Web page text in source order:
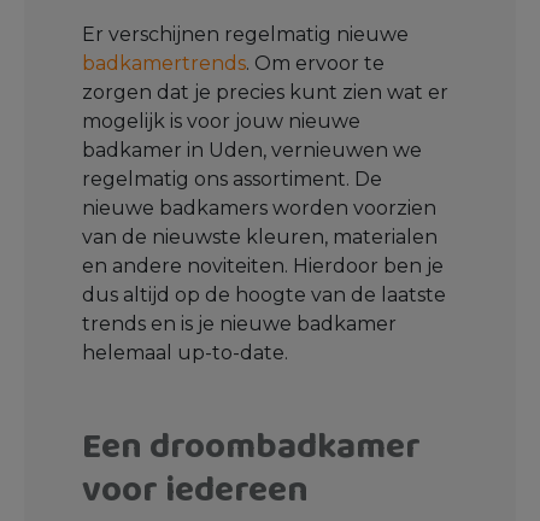
Er verschijnen regelmatig nieuwe
badkamertrends. Om ervoor te
zorgen dat je precies kunt zien wat er
mogelijk is voor jouw nieuwe
badkamer in Uden, vernieuwen we
regelmatig ons assortiment. De
nieuwe badkamers worden voorzien
van de nieuwste kleuren, materialen
en andere noviteiten. Hierdoor ben je
dus altijd op de hoogte van de laatste
trends en is je nieuwe badkamer
helemaal up-to-date.
Een droombadkamer
voor iedereen